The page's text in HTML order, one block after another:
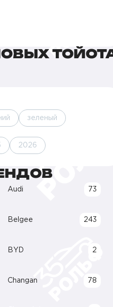
зеленый
2026
Audi 73
Belgee 243
BYD 2
Changan 78